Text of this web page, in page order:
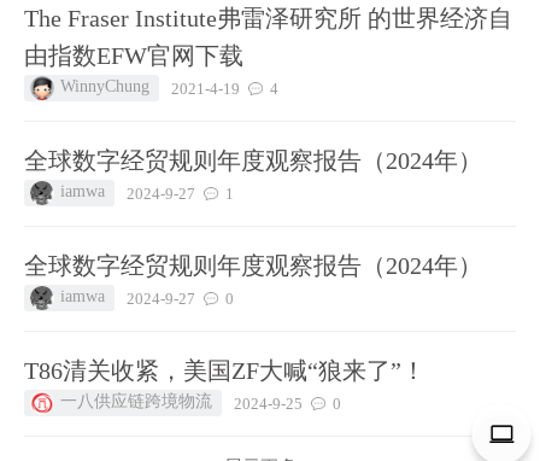
The Fraser Institute弗雷泽研究所 的世界经济自
由指数EFW官网下载
WinnyChung 2021-4-19 4
全球数字经贸规则年度观察报告（2024年）
iamwa 2024-9-27 1
全球数字经贸规则年度观察报告（2024年）
iamwa 2024-9-27 0
T86清关收紧，美国ZF大喊“狼来了”！
一八供应链跨境物流 2024-9-25 0